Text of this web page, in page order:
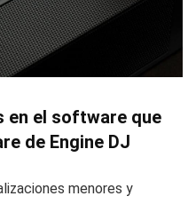
en el software que
de Engine DJ
menores y